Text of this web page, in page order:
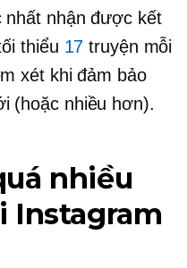
nhận được kết
thiểu 17 truyện mỗi
xét khi đảm bảo
(hoặc nhiều hơn).
nhiều
Instagram